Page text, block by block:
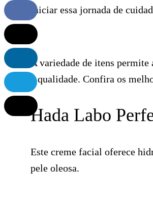
iniciar essa jornada de
A variedade de itens
e qualidade. Confira os
Hada Labo
Este creme facial oferece
pele oleosa.